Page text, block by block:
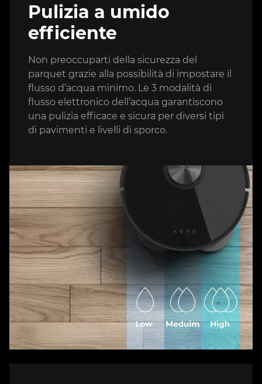
Pulizia a umido
efficiente
Non preoccuparti della sicurezza del
parquet grazie alla possibilità di impostare il
flusso d’acqua minimo. Le 3 modalità di
flusso elettronico dell’acqua garantiscono
una pulizia efficace e sicura per diversi tipi
di pavimenti e livelli di sporco.